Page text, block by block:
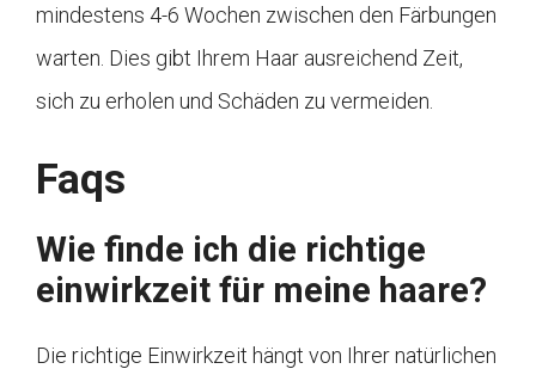
mindestens 4-6 Wochen zwischen den Färbungen
warten. Dies gibt Ihrem Haar ausreichend Zeit,
sich zu erholen und Schäden zu vermeiden.
Faqs
Wie finde ich die richtige
einwirkzeit für meine haare?
Die richtige Einwirkzeit hängt von Ihrer natürlichen